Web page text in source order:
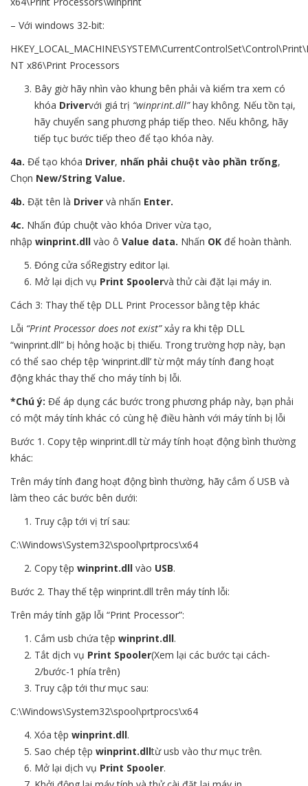
– Với windows 32-bit:
NT x86\Print Processors
Bây giờ hãy nhìn vào khung bên phải và kiểm tra xem có
khóa Drivervới giá trị “winprint.dll”hay không. Nếu tồn tại,
hãy chuyển sang phương pháp tiếp theo. Nếu không, hãy
tiếp tục bước tiếp theo để tạo khóa này.
4a. Để tạo khóa Driver, nhấn phải chuột vào phần trống,
Chọn New/String Value.
4b. Đặt tên là Driver và nhấn Enter.
4c. Nhấn đúp chuột vào khóa Driver vừa tạo,
nhập winprint.dll vào ô Value data. Nhấn OK để hoàn thành.
Đóng cửa sổRegistry editor lại.
Mở lại dịch vụ Print Spoolervà thử cài đặt lại máy in.
Cách 3: Thay thế tệp DLL Print Processor bằng tệp khác
Lỗi “Print Processor does not exist”xảy ra khi tệp DLL
“winprint.dll” bị hỏng hoặc bị thiếu. Trong trường hợp này, bạn
có thể sao chép tệp ‘winprint.dll’ từ một máy tính đang hoạt
động khác thay thế cho máy tính bị lỗi.
*Chú ý: Để áp dụng các bước trong phương pháp này, bạn phải
có một máy tính khác có cùng hệ điều hành với máy tính bị lỗi
Bước 1. Copy tệp winprint.dll từ máy tính hoạt động bình thường
khác:
Trên máy tính đang hoạt động bình thường, hãy cắm ổ USB và
làm theo các bước bên dưới:
Truy cập tới vị trí sau:
C:\Windows\System32\spool\prtprocs\x64
Copy tệp winprint.dll vào USB.
Bước 2. Thay thế tệp winprint.dll trên máy tính lỗi:
Trên máy tính gặp lỗi “Print Processor”:
Cắm usb chứa tệp winprint.dll.
Tắt dịch vụ Print Spooler(Xem lại các bước tại cách-
2/bước-1 phía trên)
Truy cập tới thư mục sau:
C:\Windows\System32\spool\prtprocs\x64
Xóa tệp winprint.dll.
Sao chép tệp winprint.dlltừ usb vào thư mục trên.
Mở lại dịch vụ Print Spooler.